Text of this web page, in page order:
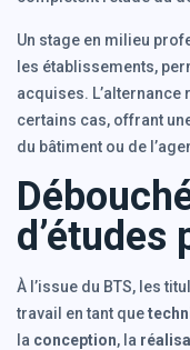
Un stage en milieu
les établissements,
acquises.
certains cas, offrant
du bâtiment ou de
d’études
À l’issue du BTS, les
travail en tant que
la conception, la